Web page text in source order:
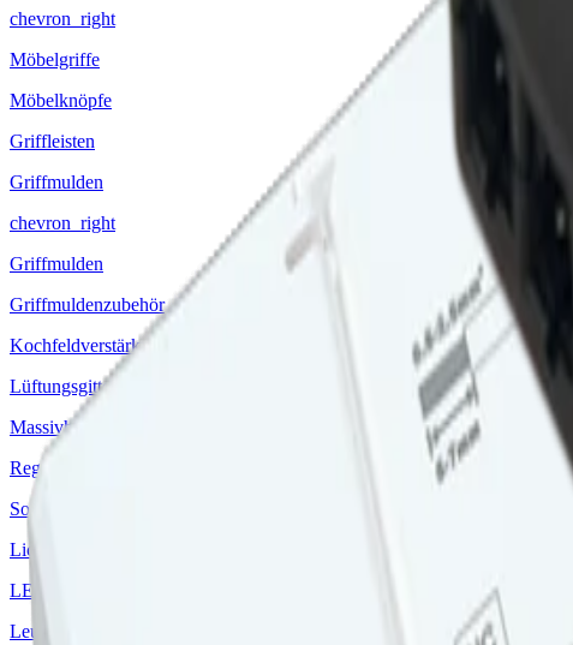
chevron_right
Möbelgriffe
Möbelknöpfe
Griffleisten
Griffmulden
chevron_right
Griffmulden
Griffmuldenzubehör
Kochfeldverstärkungssteg
Lüftungsgitter
Massivholzschublade
Regalsysteme
Sockel und Tischfüsse
Licht und Elektro
LED-Strips
Leuchten